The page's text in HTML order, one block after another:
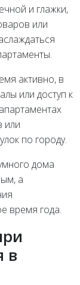
и глажки,
или
активно, в
или доступ к
или
по городу.
дома
а
время года.
в